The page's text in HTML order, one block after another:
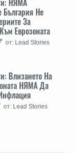
НЯМА
България Не
За
Еврозоната
от: Lead Stories
Влизането На
НЯМА Да
от: Lead Stories